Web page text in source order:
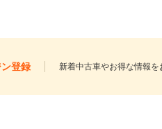
登録 新着中古車やお得な情報を